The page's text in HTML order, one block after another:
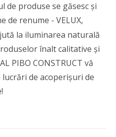
de produse se găsesc și
de renume - VELUX,
la iluminarea naturală
înalt calitative și
PIBO CONSTRUCT vă
de acoperișuri de